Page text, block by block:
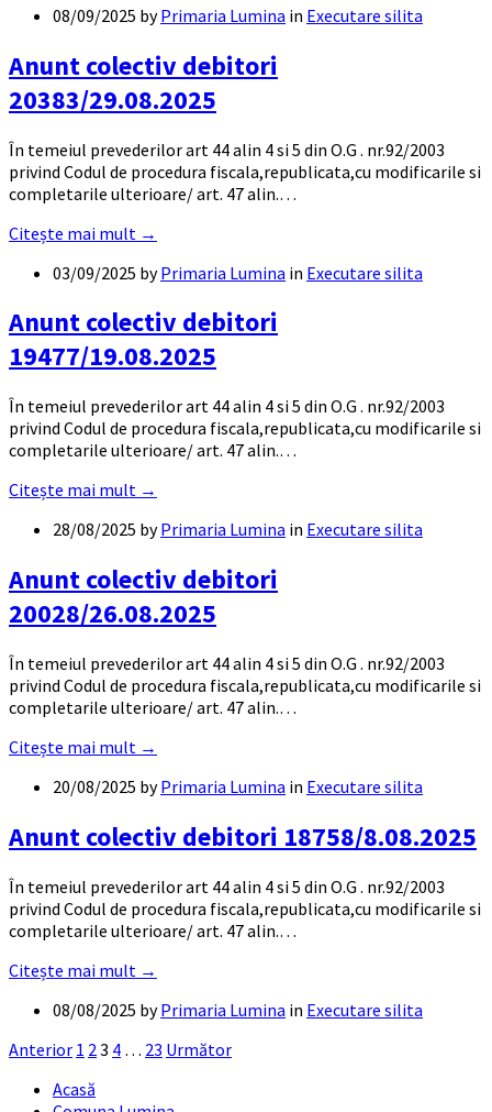
08/09/2025 byPrimaria Lumina in Executare silita
Anunt colectiv debitori
20383/29.08.2025
În temeiul prevederilor art 44 alin 4 si 5 din O.G . nr.92/2003
privind Codul de procedura fiscala,republicata,cu modificarile si
completarile ulterioare/ art. 47 alin.…
Citește mai mult →
03/09/2025 byPrimaria Lumina in Executare silita
Anunt colectiv debitori
19477/19.08.2025
În temeiul prevederilor art 44 alin 4 si 5 din O.G . nr.92/2003
privind Codul de procedura fiscala,republicata,cu modificarile si
completarile ulterioare/ art. 47 alin.…
Citește mai mult →
28/08/2025 byPrimaria Lumina in Executare silita
Anunt colectiv debitori
20028/26.08.2025
În temeiul prevederilor art 44 alin 4 si 5 din O.G . nr.92/2003
privind Codul de procedura fiscala,republicata,cu modificarile si
completarile ulterioare/ art. 47 alin.…
Citește mai mult →
20/08/2025 byPrimaria Lumina in Executare silita
Anunt colectiv debitori 18758/8.08.2025
În temeiul prevederilor art 44 alin 4 si 5 din O.G . nr.92/2003
privind Codul de procedura fiscala,republicata,cu modificarile si
completarile ulterioare/ art. 47 alin.…
Citește mai mult →
08/08/2025 byPrimaria Lumina in Executare silita
Paginație
articole
Anterior 1 23 4 … 23 Următor
Acasă